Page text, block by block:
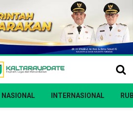
NASIONAL INTERNASIONAL